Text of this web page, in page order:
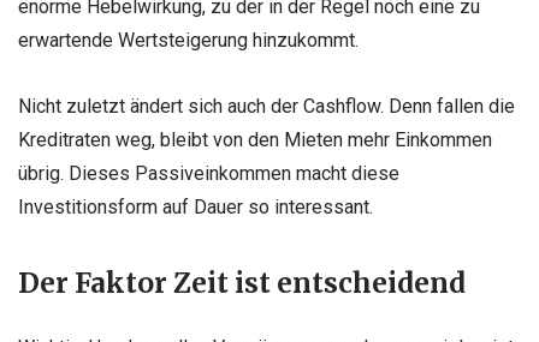
enorme Hebelwirkung, zu der in der Regel noch eine zu
erwartende Wertsteigerung hinzukommt.
Nicht zuletzt ändert sich auch der Cashflow. Denn fallen die
Kreditraten weg, bleibt von den Mieten mehr Einkommen
übrig. Dieses Passiveinkommen macht diese
Investitionsform auf Dauer so interessant.
Der Faktor Zeit ist entscheidend